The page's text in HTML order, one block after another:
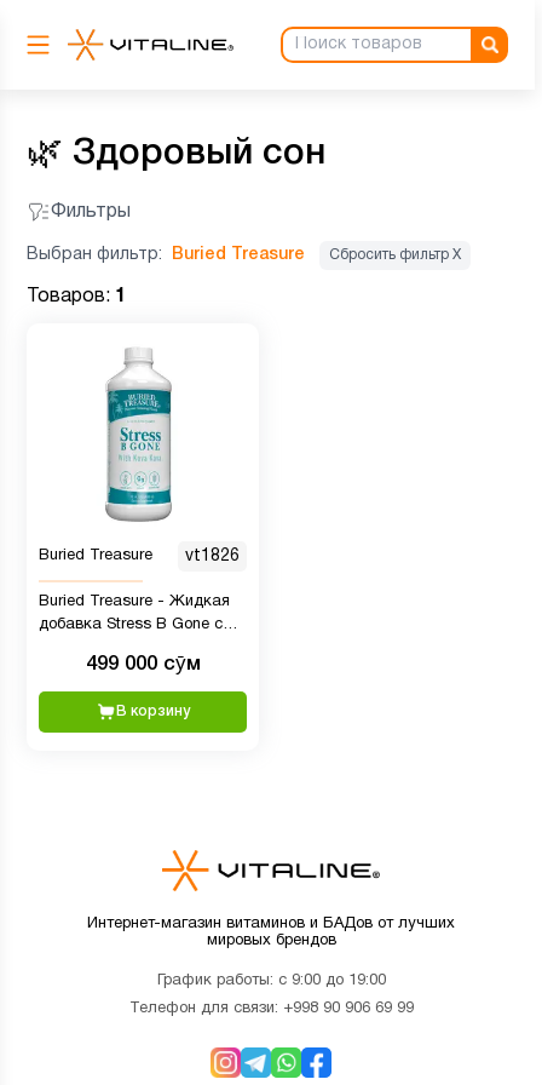
🌿 Здоровый сон
Фильтры
Выбран фильтр: Buried Treasure Сбросить фильтр Х
Товаров: 1
Buried Treasure vt1826
Buried Treasure - Жидкая
добавка Stress B Gone с
травяной смесью, 16
порций
499 000 сӯм
В корзину
Интернет-магазин витаминов и БАДов от лучших
мировых брендов
График работы: с 9:00 до 19:00
Телефон для связи: +998 90 906 69 99